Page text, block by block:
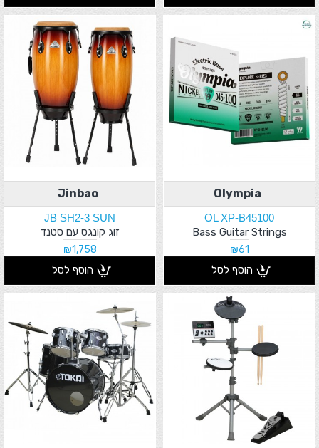
Olympia
OL XP-B45100
Bass Guitar Strings
₪61
הוסף לסל
Jinbao
JB SH2-3 SUN
זוג קונגס עם סטנד
₪1,758
הוסף לסל